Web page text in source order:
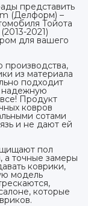
представить
(Делформ) –
Тойота
2021)
для вашего
производства,
из материала
подходит
надежную
Продукт
ковров
сотами
и не дают ей
пол
а точные замеры
коврики,
модель
которые